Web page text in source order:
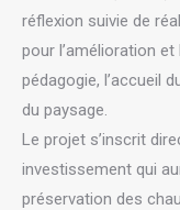
réflexion suivie de
pour l’amélioration
pédagogie, l’accueil
du paysage.
Le projet s’inscrit
investissement qui
préservation des